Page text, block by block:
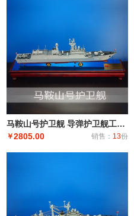
马鞍山号护卫舰 导弹护卫舰工艺船航模纪念摆件展览收藏品送礼
￥2805.00 销售： 13份